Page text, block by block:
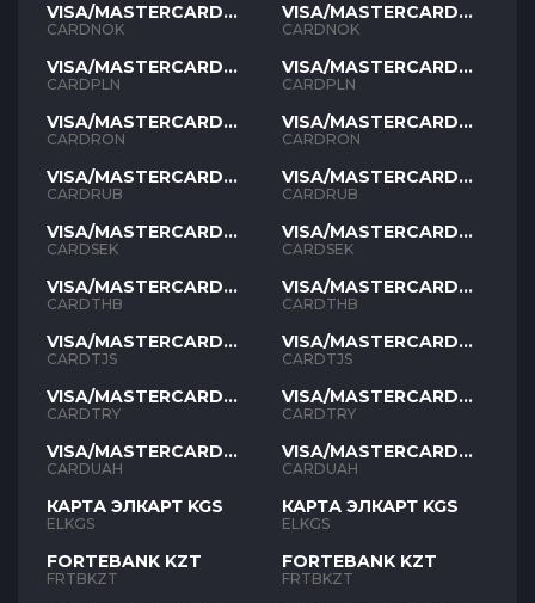
VISA/MASTERCARD
NOK
CARDNOK
VISA/MASTERCARD
PLN
CARDPLN
VISA/MASTERCARD
RON
CARDRON
VISA/MASTERCARD
RUB
CARDRUB
VISA/MASTERCARD
SEK
CARDSEK
VISA/MASTERCARD
THB
CARDTHB
VISA/MASTERCARD
TJS
CARDTJS
VISA/MASTERCARD
TYR
CARDTRY
VISA/MASTERCARD
UAH
CARDUAH
КАРТА ЭЛКАРТ KGS
ELKGS
FORTEBANK KZT
FRTBKZT
VISA/MASTERCARD
NOK
CARDNOK
VISA/MASTERCARD
PLN
CARDPLN
VISA/MASTERCARD
RON
CARDRON
VISA/MASTERCARD
RUB
CARDRUB
VISA/MASTERCARD
SEK
CARDSEK
VISA/MASTERCARD
THB
CARDTHB
VISA/MASTERCARD
TJS
CARDTJS
VISA/MASTERCARD
TYR
CARDTRY
VISA/MASTERCARD
UAH
CARDUAH
КАРТА ЭЛКАРТ KGS
ELKGS
FORTEBANK KZT
FRTBKZT